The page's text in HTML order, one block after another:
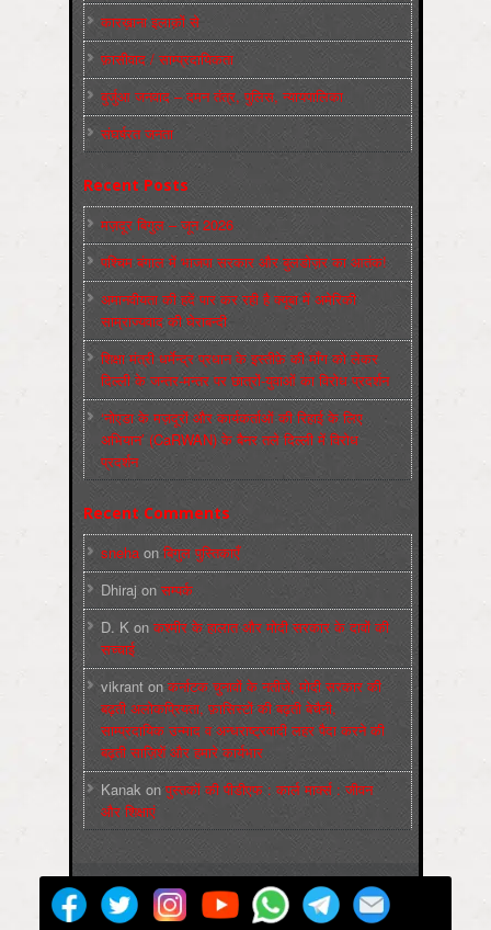
कारख़ाना इलाक़ों से
फ़ासीवाद / साम्‍प्रदायिकता
बुर्जुआ जनवाद – दमन तंत्र, पुलिस, न्‍यायपालिका
संघर्षरत जनता
Recent Posts
मज़दूर बिगुल – जून 2026
पश्चिम बंगाल में भाजपा सरकार और बुलडोज़र का आतंक!
अमानवीयता की हदें पार कर रही है क्यूबा में अमेरिकी
साम्राज्यवाद की घेराबन्दी
शिक्षा मंत्री धर्मेन्द्र प्रधान के इस्तीफ़े की माँग को लेकर
दिल्ली के जन्तर-मन्तर पर छात्रों-युवाओं का विरोध प्रदर्शन
‘नोएडा के मज़दूरों और कार्यकर्ताओं की रिहाई के लिए
अभियान’ (CaRWAN) के बैनर तले दिल्ली में विरोध
प्रदर्शन
Recent Comments
sneha on बिगुल पुस्तिकाएँ
Dhiraj on सम्पर्क
D. K on कश्मीर के हालात और मोदी सरकार के दावों की
सच्चाई
vikrant onकर्नाटक चुनावों के नतीजे, मोदी सरकार की
बढ़ती अलोकप्रियता, फ़ासिस्टों की बढ़ती बेचैनी,
साम्प्रदायिक उन्माद व अन्धराष्ट्रवादी लहर पैदा करने की
बढ़ती साज़िशें और हमारे कार्यभार
Kanak onपुस्‍तकों की पीडीएफ : कार्ल मार्क्‍स : जीवन
और शिक्षाएं
मज़दूर बिगुल Powered by
WordPress
Max Magazine Theme was created by